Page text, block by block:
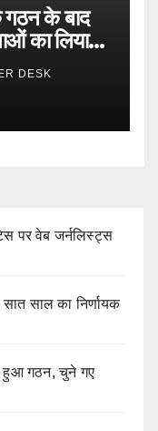
के बाद
का लिया
DESK
पर वेब जर्नलिस्ट्स
साल का निर्णायक
हुआ गठन, चुने गए